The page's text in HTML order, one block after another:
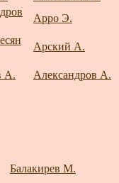
Арро Э.
Арский А.
А.
Александров А.
Балакирев М.